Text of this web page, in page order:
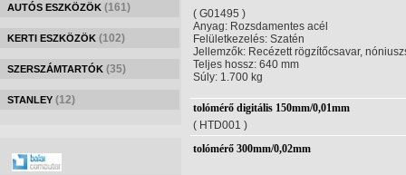
AUTÓS ESZKÖZÖK (161)
KERTI ESZKÖZÖK (102)
SZERSZÁMTARTÓK (35)
STANLEY (12)
( G01495 )
Anyag: Rozsdamentes acél
Felületkezelés: Szatén
Jellemzők: Recézett rögzítőcsavar,
Teljes hossz: 640 mm
Súly: 1.700 kg
tolómérő digitális 150mm/0,01mm
( HTD001 )
tolómérő 300mm/0,02mm